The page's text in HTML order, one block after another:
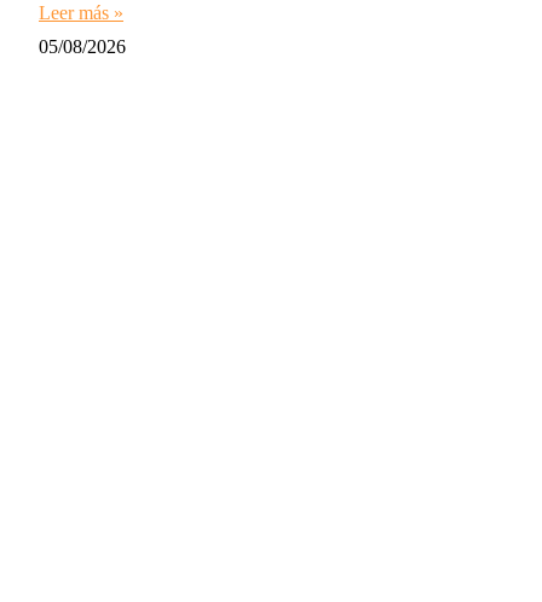
Leer más »
05/08/2026